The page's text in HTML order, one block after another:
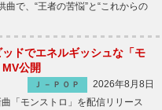
で、“王者の苦悩”と“これからの
ドでエネルギッシュな「モ
公開
Ｊ－ＰＯＰ
2026年8月8日
「モンストロ」を配信リリース